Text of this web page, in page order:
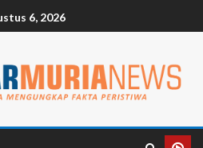
6, 2026